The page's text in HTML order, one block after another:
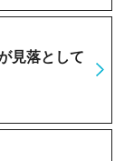
見落として